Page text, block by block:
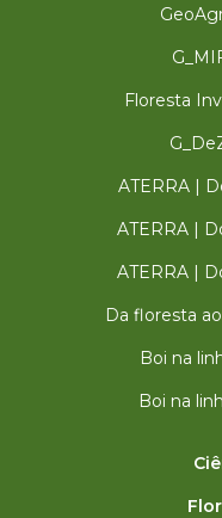
Floresta
ATERRA |
ATERRA |
ATERRA |
Da floresta
Boi na
Boi na